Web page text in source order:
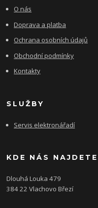
O nás
Doprava a platba
Ochrana osobních údajů
Obchodní podmínky
Kontakty
SLUŽBY
Servis elektronářadí
KDE NÁS NAJDETE
Dlouhá Louka 479
384 22 Vlachovo Březí